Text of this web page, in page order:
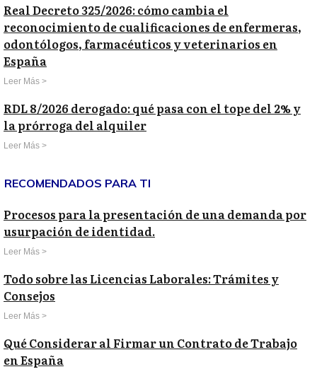
Real Decreto 325/2026: cómo cambia el
reconocimiento de cualificaciones de enfermeras,
odontólogos, farmacéuticos y veterinarios en
España
Leer Más >
RDL 8/2026 derogado: qué pasa con el tope del 2% y
la prórroga del alquiler
Leer Más >
RECOMENDADOS PARA TI
Procesos para la presentación de una demanda por
usurpación de identidad.
Leer Más >
Todo sobre las Licencias Laborales: Trámites y
Consejos
Leer Más >
Qué Considerar al Firmar un Contrato de Trabajo
en España